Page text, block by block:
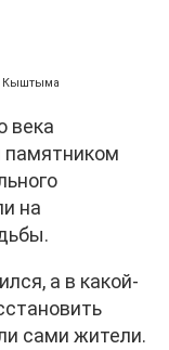
Кыштыма
века
на
а в какой-
сами жители.